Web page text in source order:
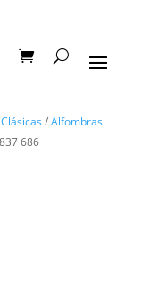
/Alfombras
686